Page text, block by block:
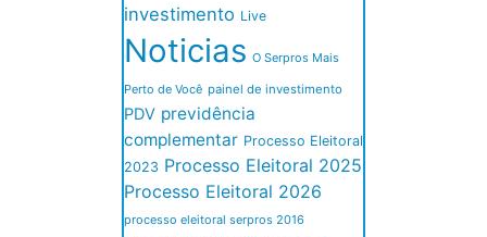
investimento Live
Noticias O Serpros Mais
Perto de Você painel de investimento
PDV previdência
complementar Processo Eleitoral
2023 Processo Eleitoral 2025
Processo Eleitoral 2026
processo eleitoral serpros 2016